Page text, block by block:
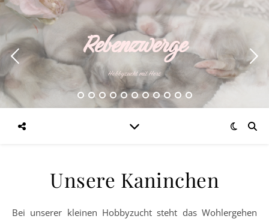
Rebenzwerge
Hobbyzucht mit Herz
Unsere Kaninchen
Bei unserer kleinen Hobbyzucht steht das Wohlergehen